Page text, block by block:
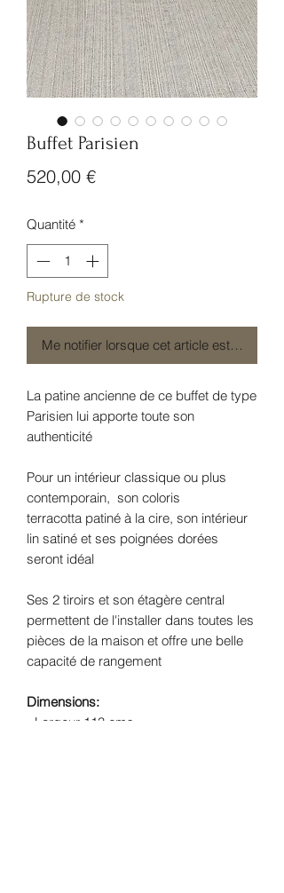
Buffet Parisien
520,00 €Prix
Quantité *
Rupture de stock
Me notifier lorsque cet article est disponible
La patine ancienne de ce buffet de type
Parisien lui apporte toute son
authenticité
Pour un intérieur classique ou plus
contemporain, son coloris
terracotta patiné à la cire, son intérieur
lin satiné et ses poignées dorées
seront idéal
Ses 2 tiroirs et son étagère central
permettent de l'installer dans toutes les
pièces de la maison et offre une belle
capacité de rangement
Dimensions:
- Largeur 113 cms